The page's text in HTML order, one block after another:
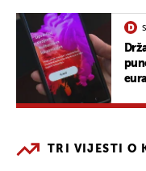
eura
TRI VIJESTI O